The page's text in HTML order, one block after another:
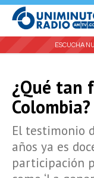
ESCUCHA
¿Qué tan
Colombia?
El testimonio
años ya es
participación